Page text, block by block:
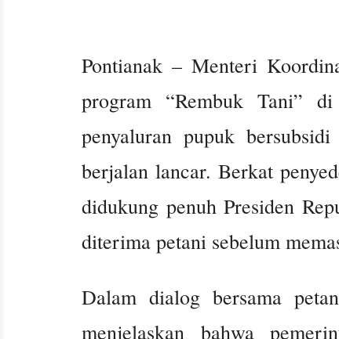
Pontianak – Menteri
program “Rembuk Tani”
penyaluran pupuk
berjalan lancar. Berkat
didukung penuh Presiden
diterima petani sebelum
Dalam dialog bersama
menjelaskan bahwa